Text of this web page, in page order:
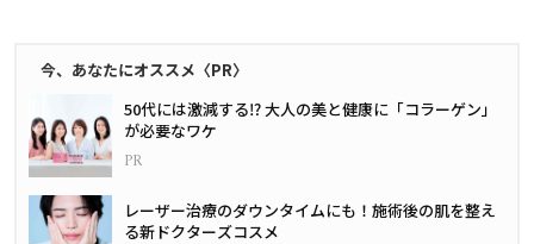
今、あなたにオススメ〈PR〉
50代には激減する⁉ 大人の美と健康に「コラーゲン」
が必要なワケ
レーザー治療のダウンタイムにも！施術後の肌を整え
る新ドクターズコスメ